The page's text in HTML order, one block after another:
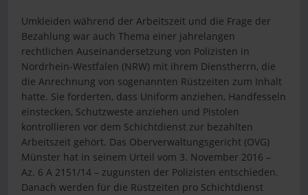
Umkleiden während der Arbeitszeit und die Frage der
Bezahlung war auch Thema einer jahrelangen
rechtlichen Auseinandersetzung von Polizisten in
Nordrhein-Westfalen (NRW) mit ihrem Dienstherrn, die
die Anrechnung von sogenannten Rüstzeiten zum Inhalt
hatte. Sie forderten, dass Uniform anziehen, Handfesseln
einstecken, Schutzweste anziehen und Pistolen
kontrollieren vor dem Schichtdienst zur bezahlten
Arbeitszeit gehört. Das Oberverwaltungsgericht (OVG)
Münster hat in seinem Urteil vom 3. November 2016 –
Az. 6 A 2151/14 – zugunsten der Polizisten entschieden.
Danach werden für die Rüstzeiten pro Schichtdienst